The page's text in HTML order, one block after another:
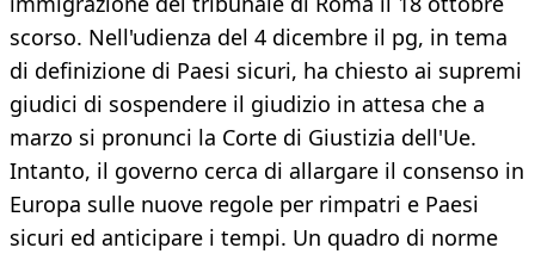
scorso. Nell'udienza del 4 dicembre il pg, in tema
di definizione di Paesi sicuri, ha chiesto ai supremi
giudici di sospendere il giudizio in attesa che a
marzo si pronunci la Corte di Giustizia dell'Ue.
Intanto, il governo cerca di allargare il consenso in
Europa sulle nuove regole per rimpatri e Paesi
sicuri ed anticipare i tempi. Un quadro di norme